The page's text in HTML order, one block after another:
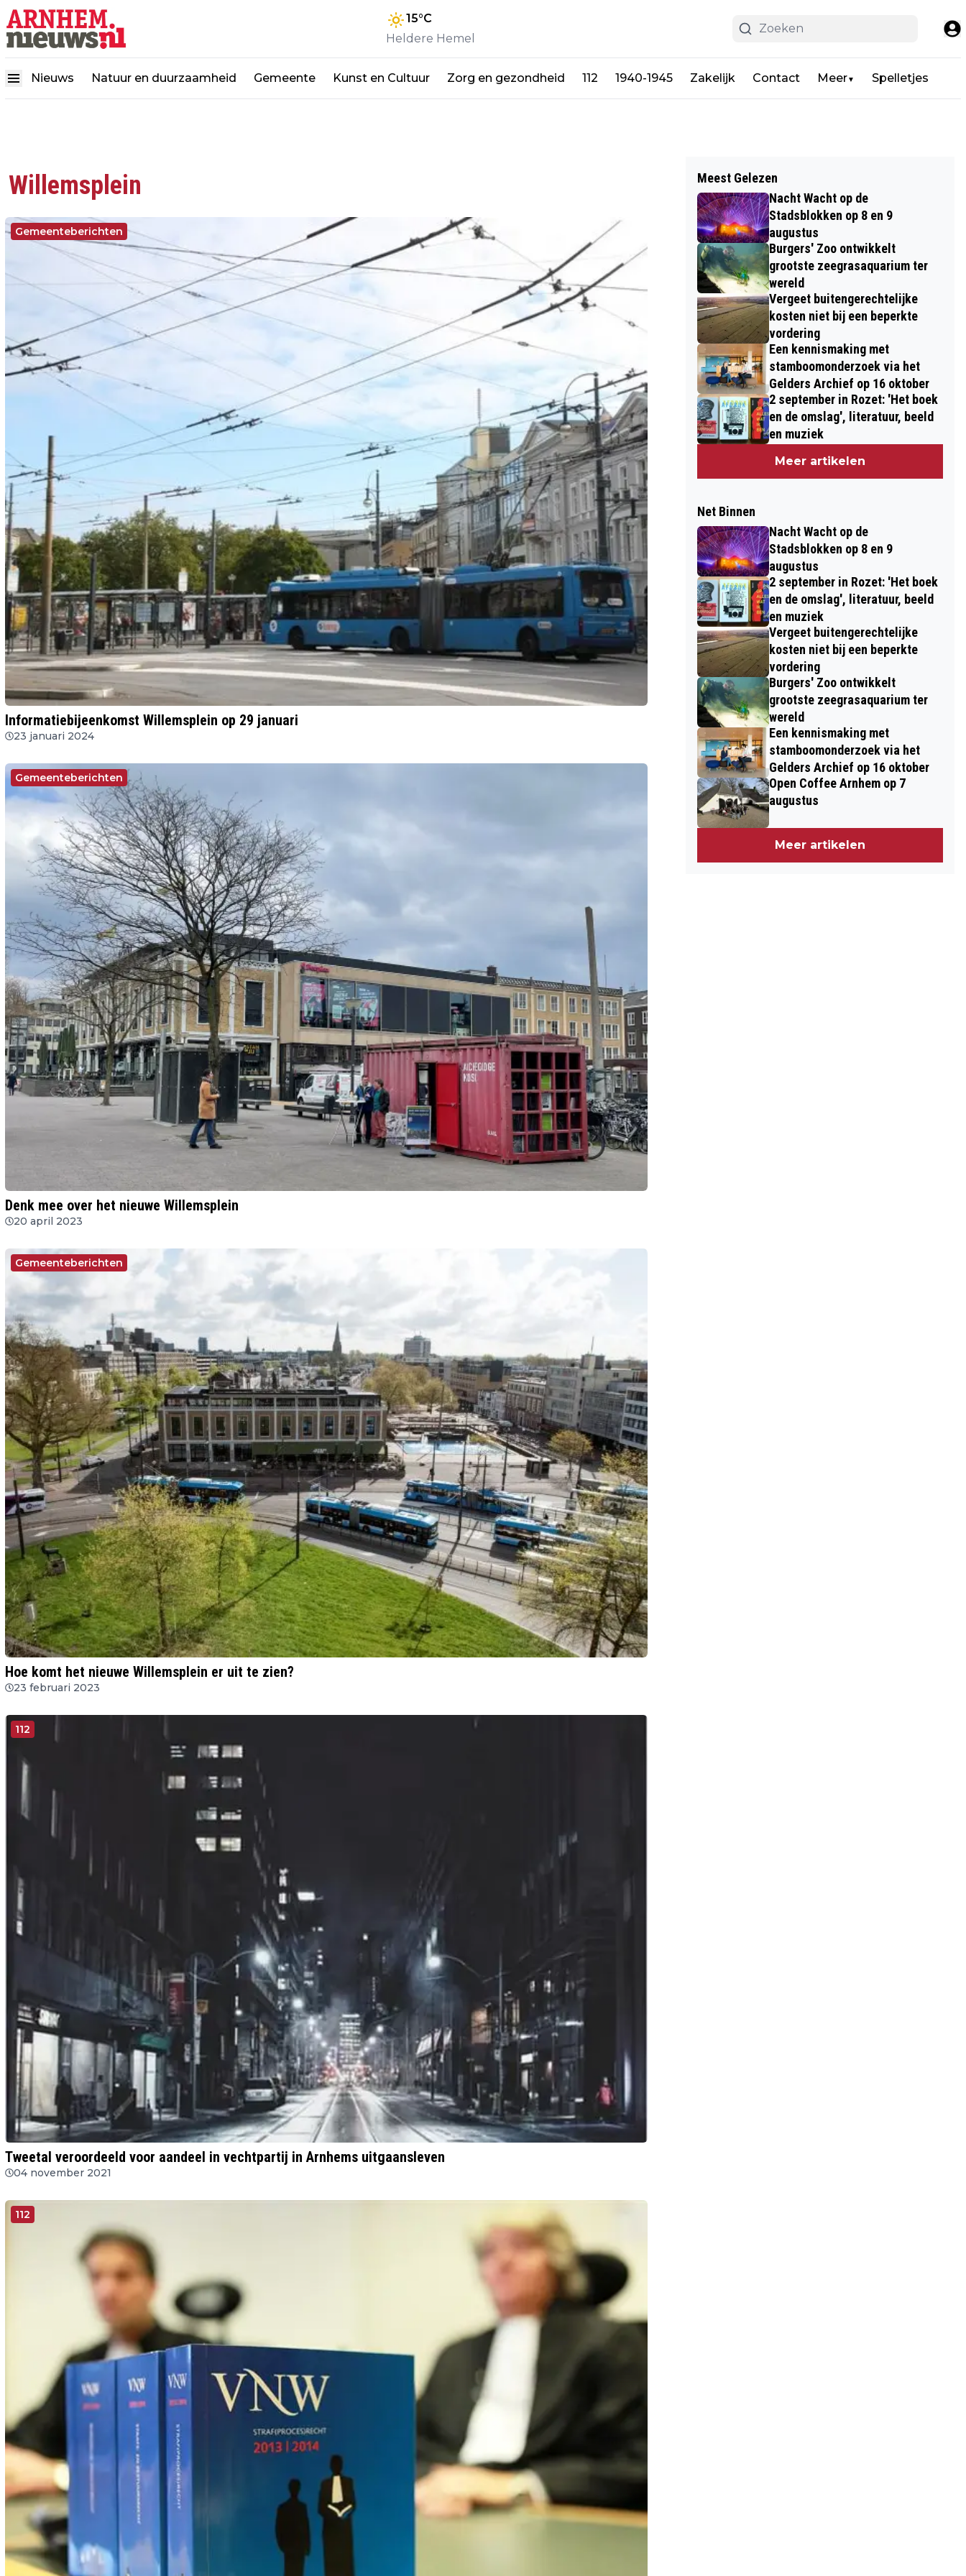
15°C
Heldere Hemel
Nieuws Natuur en duurzaamheid Gemeente Kunst en Cultuur Zorg en gezondheid 112 1940-1945 Zakelijk Contact Meer▼ Spelletjes
Willemsplein
Gemeenteberichten
Informatiebijeenkomst Willemsplein op 29 januari
23 januari 2024
Gemeenteberichten
Denk mee over het nieuwe Willemsplein
20 april 2023
Gemeenteberichten
Hoe komt het nieuwe Willemsplein er uit te zien?
23 februari 2023
112
Tweetal veroordeeld voor aandeel in vechtpartij in Arnhems uitgaansleven
04 november 2021
112
Meest Gelezen
Nacht Wacht op de
Stadsblokken op 8 en 9
augustus
Burgers' Zoo ontwikkelt
grootste zeegrasaquarium ter
wereld
Vergeet buitengerechtelijke
kosten niet bij een beperkte
vordering
Een kennismaking met
stamboomonderzoek via het
Gelders Archief op 16 oktober
2 september in Rozet: 'Het boek
en de omslag', literatuur, beeld
en muziek
Meer artikelen
Net Binnen
Nacht Wacht op de
Stadsblokken op 8 en 9
augustus
2 september in Rozet: 'Het boek
en de omslag', literatuur, beeld
en muziek
Vergeet buitengerechtelijke
kosten niet bij een beperkte
vordering
Burgers' Zoo ontwikkelt
grootste zeegrasaquarium ter
wereld
Een kennismaking met
stamboomonderzoek via het
Gelders Archief op 16 oktober
Open Coffee Arnhem op 7
augustus
Meer artikelen